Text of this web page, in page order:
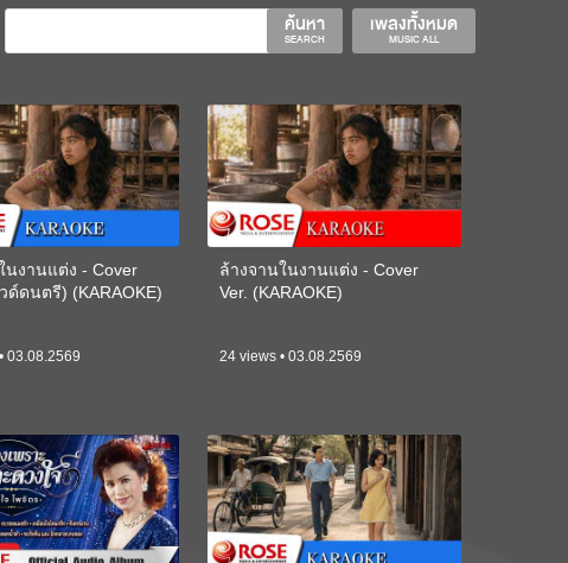
เพลงทั้งหมด
MUSIC ALL
ค้นหา
SEARCH
นงานแต่ง - Cover
ด์ดนตรี) (KARAOKE)
03.08.2569
ล้างจานในงานแต่ง - Cover
Ver. (KARAOKE)
24 views • 03.08.2569